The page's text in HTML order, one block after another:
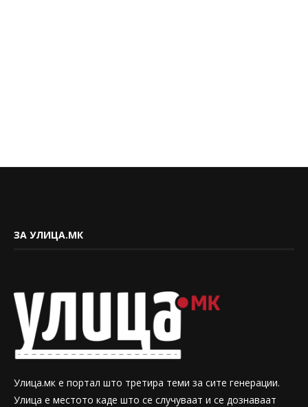
ЗА УЛИЦА.МК
Улица.мк е портал што третира теми за сите генерации.
Улица е местото каде што се случуваат и се дознаваат